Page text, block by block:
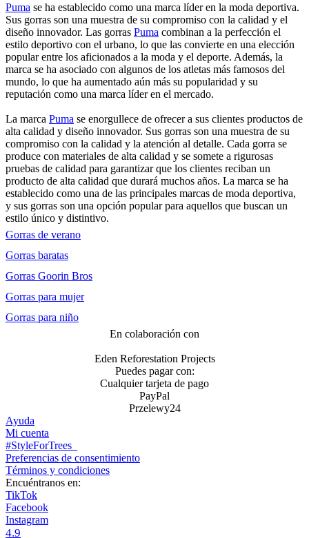
Puma se ha establecido como una marca líder en la moda deportiva.
Sus gorras son una muestra de su compromiso con la calidad y el
diseño innovador. Las gorras Puma combinan a la perfección el
estilo deportivo con el urbano, lo que las convierte en una elección
popular entre los aficionados a la moda y el deporte. Además, la
marca se ha asociado con algunos de los atletas más famosos del
mundo, lo que ha aumentado aún más su popularidad y su
reputación como una marca líder en el mercado.
La marca Puma se enorgullece de ofrecer a sus clientes productos de
alta calidad y diseño innovador. Sus gorras son una muestra de su
compromiso con la calidad y la atención al detalle. Cada gorra se
produce con materiales de alta calidad y se somete a rigurosas
pruebas de calidad para garantizar que los clientes reciban un
producto de alta calidad que durará muchos años. La marca se ha
establecido como una de las principales marcas de moda deportiva,
y sus gorras son una opción popular para aquellos que buscan un
estilo único y distintivo.
Gorras de verano
Gorras baratas
Gorras Goorin Bros
Gorras para mujer
Gorras para niño
En colaboración con
Eden Reforestation Projects
Puedes pagar con:
Cualquier tarjeta de pago
PayPal
Przelewy24
Ayuda
Mi cuenta
#StyleForTrees
Preferencias de consentimiento
Términos y condiciones
Encuéntranos en:
TikTok
Facebook
Instagram
4.9